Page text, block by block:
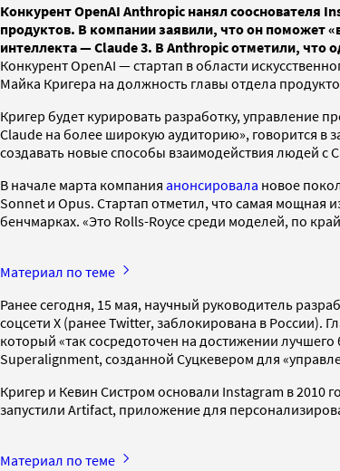
Конкурент OpenAI Anthropic нанял сооснователя
продуктов. В компании заявили, что он поможет
интеллекта — Claude 3. В Anthropic отметили, что
Конкурент OpenAI — стартап в области
Майка Кригера на должность главы отдела
Кригер будет курировать разработку,
Claude на более широкую аудиторию», говорится в
создавать новые способы взаимодействия людей с
В начале марта компания анонсировала новое
Sonnet и Opus. Стартап отметил, что самая мощная
бенчмарках. «Это Rolls-Royce среди моделей, по
Материал по теме
Ранее сегодня, 15 мая, научный руководитель
соцсети X (ранее Twitter, заблокирована в России).
который «так сосредоточен на достижении
Superalignment, созданной Суцкевером для
Кригер и Кевин Систром основали Instagram в 2010
запустили Artifact, приложение для
Материал по теме